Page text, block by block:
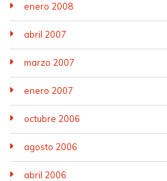
enero 2008
abril 2007
marzo 2007
enero 2007
octubre 2006
agosto 2006
abril 2006